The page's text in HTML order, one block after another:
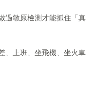
過敏原檢測才能抓住「真
、上班、坐飛機、坐火車